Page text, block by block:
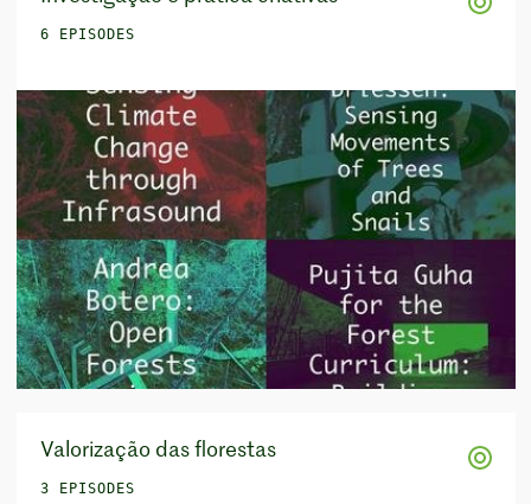
6 EPISODES
Valorização das florestas
3 EPISODES